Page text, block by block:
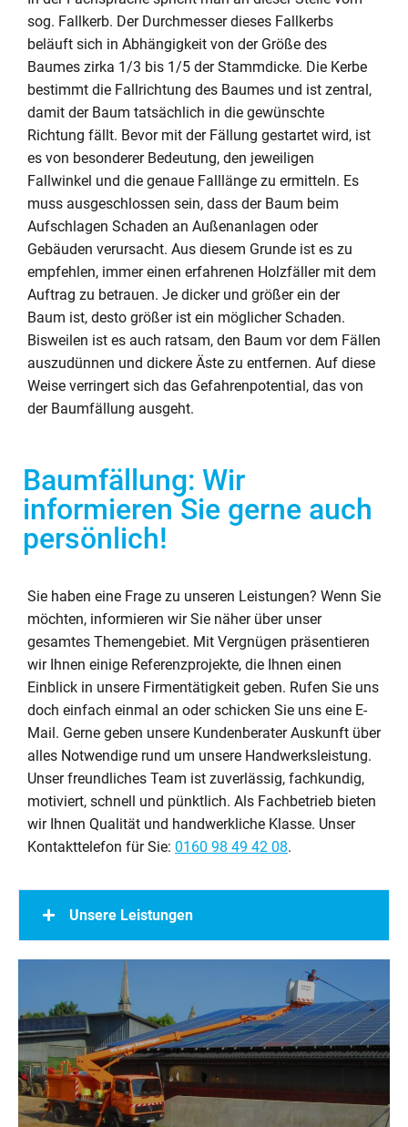
sog. Fallkerb. Der Durchmesser dieses Fallkerbs
beläuft sich in Abhängigkeit von der Größe des
Baumes zirka 1/3 bis 1/5 der Stammdicke. Die Kerbe
bestimmt die Fallrichtung des Baumes und ist zentral,
damit der Baum tatsächlich in die gewünschte
Richtung fällt. Bevor mit der Fällung gestartet wird, ist
es von besonderer Bedeutung, den jeweiligen
Fallwinkel und die genaue Falllänge zu ermitteln. Es
muss ausgeschlossen sein, dass der Baum beim
Aufschlagen Schaden an Außenanlagen oder
Gebäuden verursacht. Aus diesem Grunde ist es zu
empfehlen, immer einen erfahrenen Holzfäller mit dem
Auftrag zu betrauen. Je dicker und größer ein der
Baum ist, desto größer ist ein möglicher Schaden.
Bisweilen ist es auch ratsam, den Baum vor dem Fällen
auszudünnen und dickere Äste zu entfernen. Auf diese
Weise verringert sich das Gefahrenpotential, das von
der Baumfällung ausgeht.
Baumfällung: Wir
informieren Sie gerne auch
persönlich!
Sie haben eine Frage zu unseren Leistungen? Wenn Sie
möchten, informieren wir Sie näher über unser
gesamtes Themengebiet. Mit Vergnügen präsentieren
wir Ihnen einige Referenzprojekte, die Ihnen einen
Einblick in unsere Firmentätigkeit geben. Rufen Sie uns
doch einfach einmal an oder schicken Sie uns eine E-
Mail. Gerne geben unsere Kundenberater Auskunft über
alles Notwendige rund um unsere Handwerksleistung.
Unser freundliches Team ist zuverlässig, fachkundig,
motiviert, schnell und pünktlich. Als Fachbetrieb bieten
wir Ihnen Qualität und handwerkliche Klasse. Unser
Kontakttelefon für Sie: 0160 98 49 42 08.
Unsere Leistungen